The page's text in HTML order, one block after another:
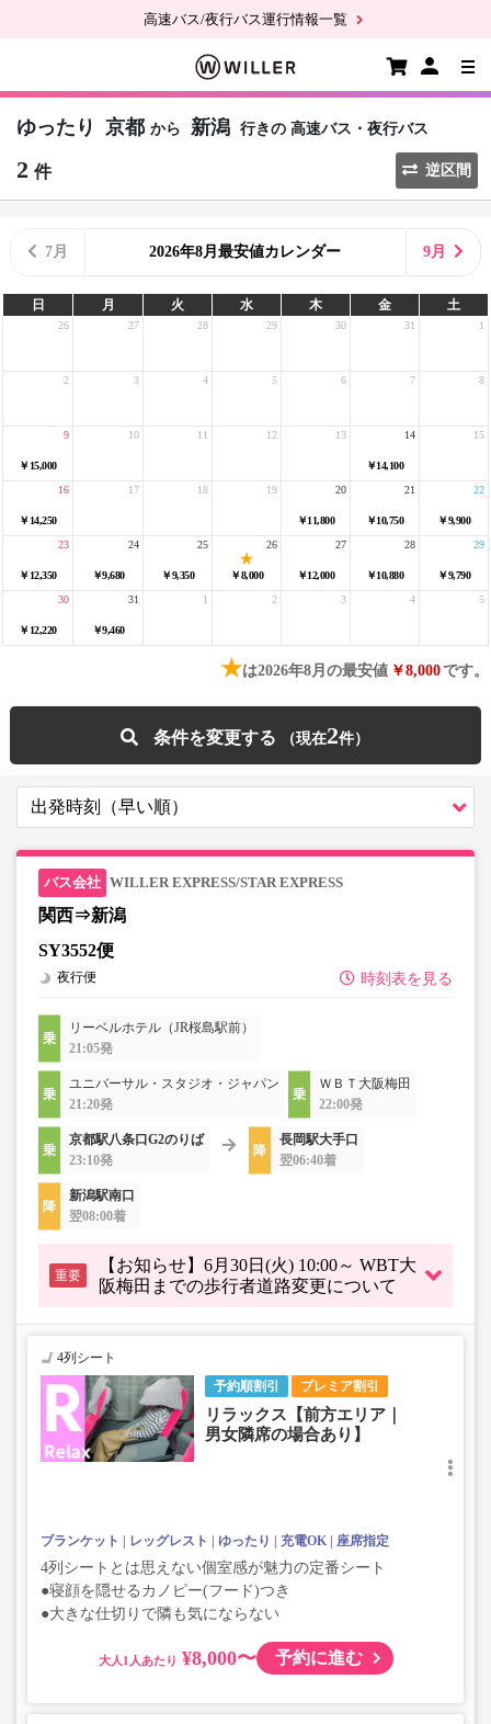
高速バス/夜行バス運行情報一覧
ゆったり 京都 から 新潟 行きの 高速バス・夜行バス
2 件 逆区間
7月 2026年8月最安値カレンダー 9月
日 月 火 水 木 金 土
26 27 28 29 30 31 1
2 3 4 5 6 7 8
￥15,000
9 10 11 12 13
￥14,100
14 15
￥14,250
16 17 18 19
￥11,800
20
￥10,750
21
￥9,900
22
￥12,350
23
￥9,680
24
￥9,350
25
￥8,000
26
￥12,000
27
￥10,880
28
￥9,790
29
￥12,220
30
￥9,460
31 1 2 3 4 5
★は2026年8月の最安値 ￥8,000です。
条件を変更する 2
WILLER EXPRESS/STAR EXPRESS
関西⇒新潟
SY3552便
時刻表を見る
夜行便
リーベルホテル（JR桜島駅前）
21:05発
ユニバーサル・スタジオ・ジャパン
21:20発
ＷＢＴ大阪梅田
22:00発
京都駅八条口G2のりば
23:10発
長岡駅大手口
翌06:40着
新潟駅南口
翌08:00着
重要
【お知らせ】6月30日(火) 10:00～ WBT大
阪梅田までの歩行者道路変更について
予約順割引 プレミア割引
4列シート
リラックス【前方エリア｜
男女隣席の場合あり】
ブランケット レッグレスト ゆったり 充電OK 座席指定
4列シートとは思えない個室感が魅力の定番シート
●寝顔を隠せるカノピー(フード)つき
●大きな仕切りで隣も気にならない
大人 ¥8,000〜 予約に進む